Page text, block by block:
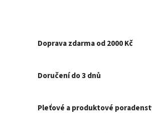
Doprava zdarma od 2000 Kč
Doručení do 3 dnů
Pleťové a produktové